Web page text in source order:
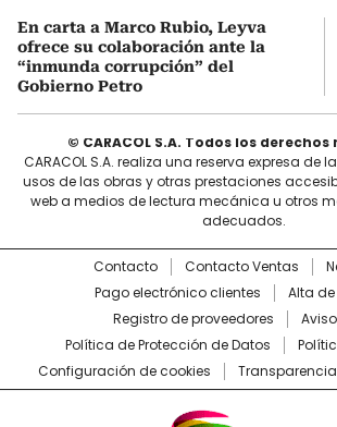
En carta a Marco Rubio, Leyva
ofrece su colaboración ante la
“inmunda corrupción” del
Gobierno Petro
© CARACOL S.A. Todos los
CARACOL S.A. realiza una reserva expresa de
usos de las obras y otras prestaciones
web a medios de lectura mecánica u otros
adecuados.
Contacto Contacto Ventas
Pago electrónico clientes
Alta
Registro de proveedores
Política de Protección de Datos
Configuración de cookies
Transparencia